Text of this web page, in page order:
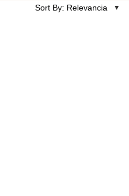
Sort By: Relevancia